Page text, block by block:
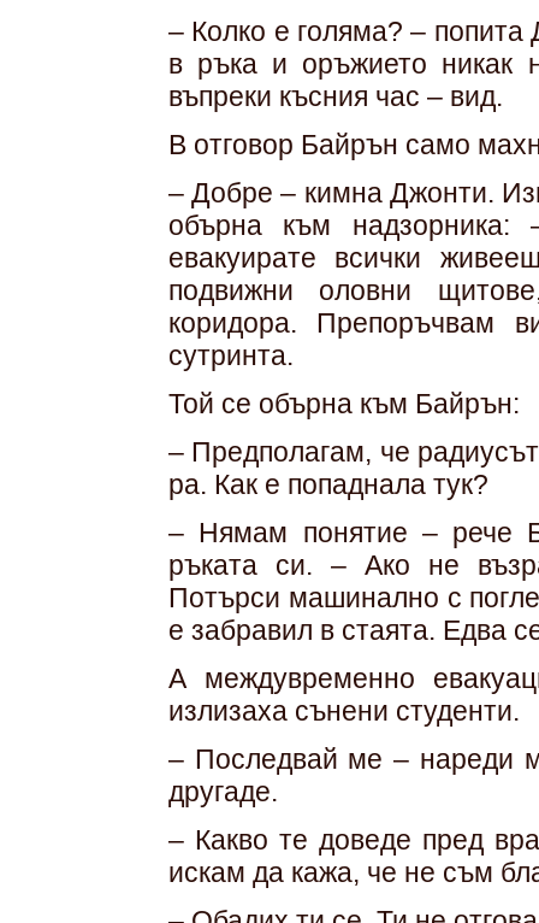
– Колко е голяма? –
в ръка и оръжието никак
въпреки късния час – вид.
В отговор Байрън само
– Добре – кимна Джонти.
обърна към
евакуирате всички
подвижни оловни
коридора. Препоръчвам
сутринта.
Той се обърна към Байрън:
– Предполагам, че
ра. Как е попаднала тук?
– Нямам понятие – рече
ръката си. – Ако не
Потърси машинално с
е забравил в стаята. Едва
А междувременно
излизаха сънени студенти.
– Последвай ме – нареди
другаде.
– Какво те доведе пред
искам да кажа, че не съм